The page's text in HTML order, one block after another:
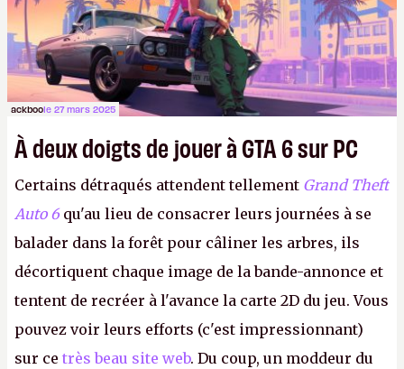
ackboole 27 mars 2025
À deux doigts de jouer à GTA 6 sur PC
Certains détraqués attendent tellement Grand Theft
Auto 6 qu'au lieu de consacrer leurs journées à se
balader dans la forêt pour câliner les arbres, ils
décortiquent chaque image de la bande-annonce et
tentent de recréer à l'avance la carte 2D du jeu. Vous
pouvez voir leurs efforts (c'est impressionnant)
sur ce très beau site web. Du coup, un moddeur du